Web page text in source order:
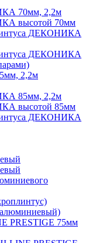
70мм, 2,2м
высотой 70мм
ДЕКОНИКА
ДЕКОНИКА
2,2м
85мм, 2,2м
высотой 85мм
ДЕКОНИКА
PRESTIGE 75мм